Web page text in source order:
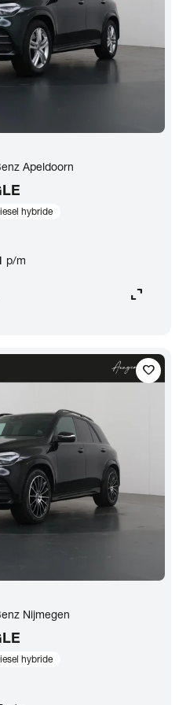
niet aftrekbaar)expand_more
Apeldoorn
hybride
p/m
expand_content
favorite
Nijmegen
hybride